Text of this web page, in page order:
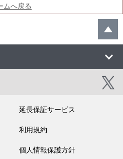
ムへ戻る
延長保証サービス
利用規約
個人情報保護方針